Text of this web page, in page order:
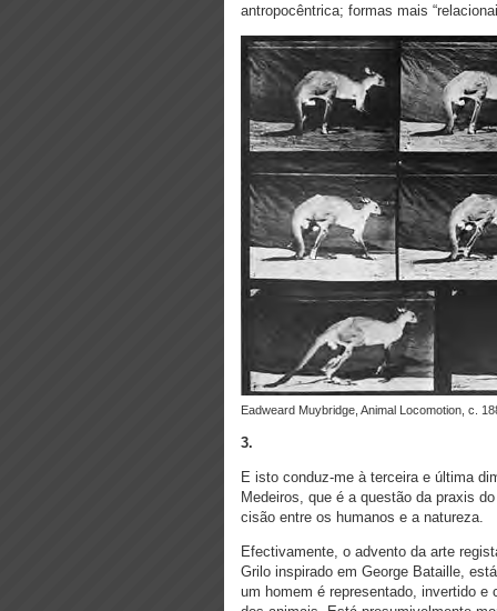
antropocêntrica; formas mais
Eadweard Muybridge, Animal Locomotion, c.
3.
E isto conduz-me à terceira e última
Medeiros, que é a questão da praxis
cisão entre os humanos e a natureza.
Efectivamente, o advento da arte
Grilo inspirado em George Bataille,
um homem é representado, invertido